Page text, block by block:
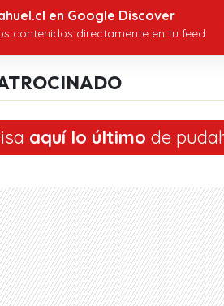
en Google Discover
contenidos directamente en tu feed.
aquí lo último de